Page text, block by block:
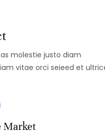
molestie justo diam
vitae orci seieed et
Market